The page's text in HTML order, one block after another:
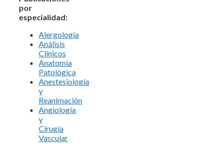
por
especialidad:
Alergología
Análisis
Clínicos
Anatomía
Patológica
Anestesiología
y
Reanimación
Angiología
y
Cirugía
Vascular